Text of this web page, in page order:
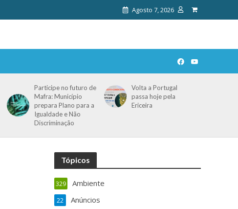
Agosto 7, 2026
Participe no futuro de
Mafra: Município
prepara Plano para a
Igualdade e Não
Discriminação
Volta a Portugal
passa hoje pela
Ericeira
Tópicos
Ambiente
329
Anúncios
22